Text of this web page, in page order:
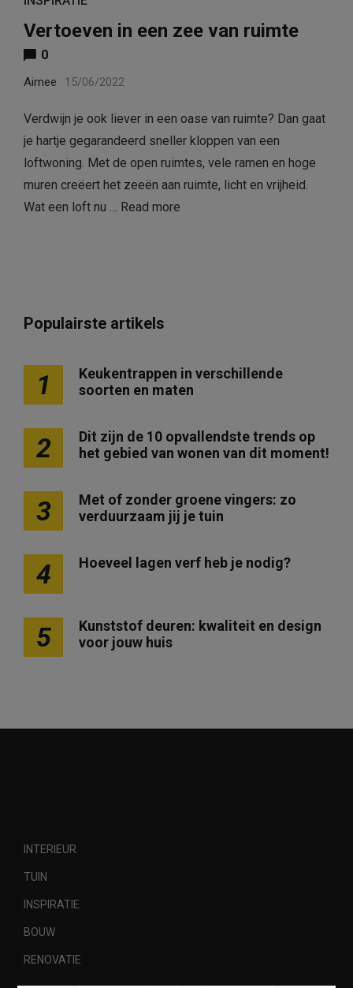
Vertoeven in een zee van ruimte
0
Aimee 15/06/2022
Verdwijn je ook liever in een oase van ruimte? Dan gaat
je hartje gegarandeerd sneller kloppen van een
loftwoning. Met de open ruimtes, vele ramen en hoge
muren creëert het zeeën aan ruimte, licht en vrijheid.
Wat een loft nu … Read more
Populairste artikels
1
Keukentrappen in verschillende
soorten en maten
2
Dit zijn de 10 opvallendste trends op
het gebied van wonen van dit moment!
3
Met of zonder groene vingers: zo
verduurzaam jij je tuin
4 Hoeveel lagen verf heb je nodig?
5
Kunststof deuren: kwaliteit en design
voor jouw huis
INTERIEUR
TUIN
INSPIRATIE
BOUW
RENOVATIE